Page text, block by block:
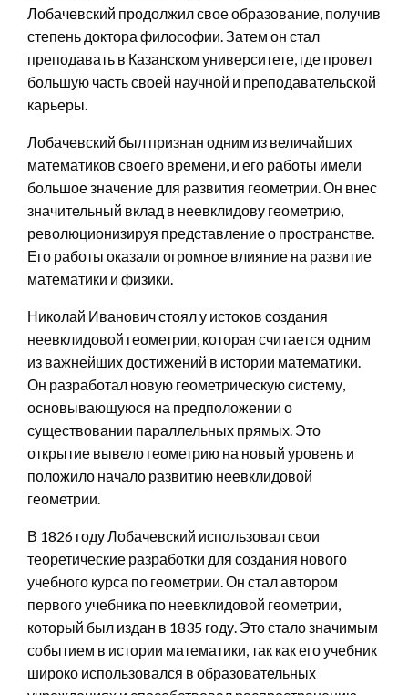
Лобачевский продолжил свое образование, получив
степень доктора философии. Затем он стал
преподавать в Казанском университете, где провел
большую часть своей научной и преподавательской
карьеры.
Лобачевский был признан одним из величайших
математиков своего времени, и его работы имели
большое значение для развития геометрии. Он внес
значительный вклад в неевклидову геометрию,
революционизируя представление о пространстве.
Его работы оказали огромное влияние на развитие
математики и физики.
Николай Иванович стоял у истоков создания
неевклидовой геометрии, которая считается одним
из важнейших достижений в истории математики.
Он разработал новую геометрическую систему,
основывающуюся на предположении о
существовании параллельных прямых. Это
открытие вывело геометрию на новый уровень и
положило начало развитию неевклидовой
геометрии.
В 1826 году Лобачевский использовал свои
теоретические разработки для создания нового
учебного курса по геометрии. Он стал автором
первого учебника по неевклидовой геометрии,
который был издан в 1835 году. Это стало значимым
событием в истории математики, так как его учебник
широко использовался в образовательных